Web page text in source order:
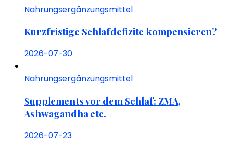
Nahrungsergänzungsmittel
Kurzfristige Schlafdefizite kompensieren?
2026-07-30
Nahrungsergänzungsmittel
Supplements vor dem Schlaf: ZMA,
Ashwagandha etc.
2026-07-23